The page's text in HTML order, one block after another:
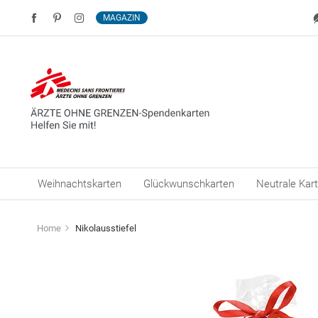
MAGAZIN
Weihnachtskarten Glückwunschkarten Neutrale
Home Nikolausstiefel